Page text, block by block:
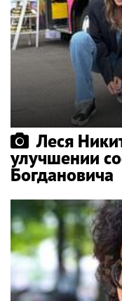
Леся
улучшении
Богдановича